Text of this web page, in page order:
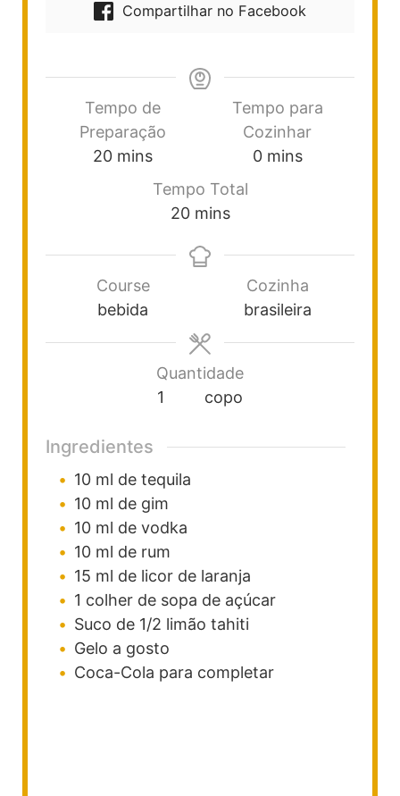
Compartilhar no Facebook
Tempo de
Preparação
20 mins
Tempo para
Cozinhar
0 mins
Tempo Total
20 mins
Course
bebida
Cozinha
brasileira
Quantidade
1
copo
Ingredientes
10 ml de tequila
10 ml de gim
10 ml de vodka
10 ml de rum
15 ml de licor de laranja
1 colher de sopa de açúcar
Suco de 1/2 limão tahiti
Gelo a gosto
Coca-Cola para completar